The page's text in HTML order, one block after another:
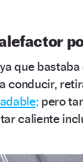
que
conducir,
pero
caliente